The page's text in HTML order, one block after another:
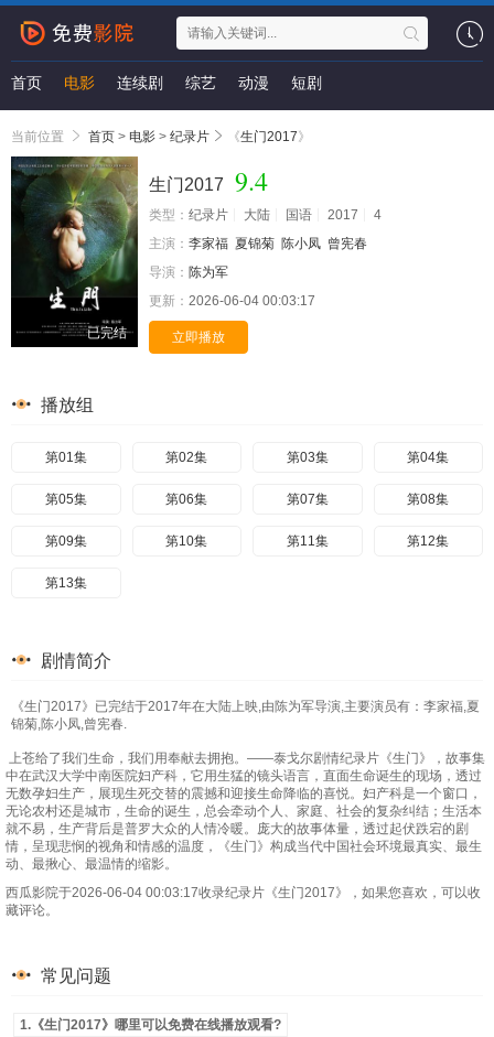
首页 电影 连续剧 综艺 动漫 短剧
当前位置 首页 > 电影 > 纪录片 《生门2017》
已完结
生门2017 9.4
类型： 纪录片 大陆 国语 2017
4
主演： 李家福 夏锦菊 陈小凤 曾宪春
导演： 陈为军
更新： 2026-06-04 00:03:17
立即播放
播放组
第01集 第02集 第03集 第04集
第05集 第06集 第07集 第08集
第09集 第10集 第11集 第12集
第13集
剧情简介
《生门2017》已完结于2017年在大陆上映,由陈为军导演,主要演员有：李家福,夏
锦菊,陈小凤,曾宪春.
上苍给了我们生命，我们用奉献去拥抱。——泰戈尔剧情纪录片《生门》，故事集
中在武汉大学中南医院妇产科，它用生猛的镜头语言，直面生命诞生的现场，透过
无数孕妇生产，展现生死交替的震撼和迎接生命降临的喜悦。妇产科是一个窗口，
无论农村还是城市，生命的诞生，总会牵动个人、家庭、社会的复杂纠结；生活本
就不易，生产背后是普罗大众的人情冷暖。庞大的故事体量，透过起伏跌宕的剧
情，呈现悲悯的视角和情感的温度，《生门》构成当代中国社会环境最真实、最生
动、最揪心、最温情的缩影。
西瓜影院于2026-06-04 00:03:17收录纪录片《生门2017》，如果您喜欢，可以收
藏评论。
常见问题
1.《生门2017》哪里可以免费在线播放观看?